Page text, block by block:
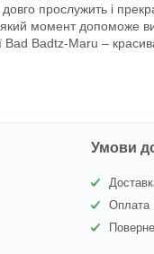
прослужить і
момент допоможе
Bad Badtz-Maru –
Умови
Оплата